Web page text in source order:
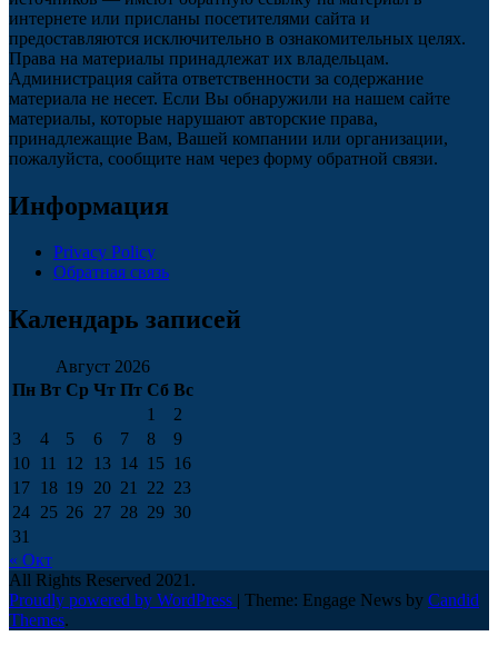
интернете или присланы посетителями сайта и
предоставляются исключительно в ознакомительных целях.
Права на материалы принадлежат их владельцам.
Администрация сайта ответственности за содержание
материала не несет. Если Вы обнаружили на нашем сайте
материалы, которые нарушают авторские права,
принадлежащие Вам, Вашей компании или организации,
пожалуйста, сообщите нам через форму обратной связи.
Информация
Privacy Policy
Обратная связь
Календарь записей
Август 2026
Пн Вт Ср Чт Пт Сб Вс
1
2
3
4 5 6 7 8
9
10 11 12 13 14 15 16
17 18 19 20 21 22 23
24 25 26 27 28 29 30
31
« Окт
All Rights Reserved 2021.
Proudly powered by WordPress | Theme: Engage News by Candid
Themes.